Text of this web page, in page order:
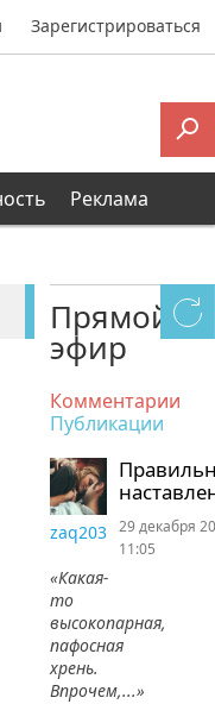
Зарегистрироваться
Реклама
Прямой
эфир
Комментарии
Публикации
zaq203
«Какая-
то
высокопарная,
пафосная
хрень.
Впрочем,...»
29 декабря
11:05